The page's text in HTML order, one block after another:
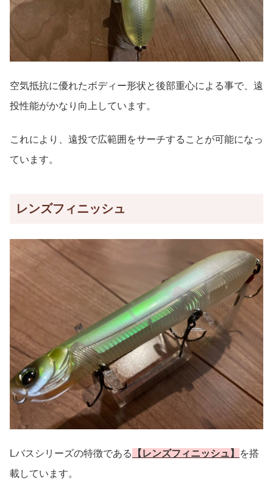
空気抵抗に優れたボディー形状と後部重心による事で、遠
投性能がかなり向上しています。
これにより、遠投で広範囲をサーチすることが可能になっ
ています。
レンズフィニッシュ
Lバスシリーズの特徴である 【レンズフィニッシュ】
を搭
載しています。